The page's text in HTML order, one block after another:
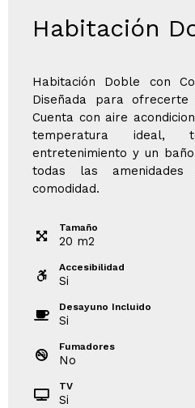
Habitación
Habitación Doble con
Diseñada para
Cuenta con aire
temperatura ideal,
entretenimiento y un
todas las
comodidad.
Tamaño
20 m2
Accesibilidad
Si
Desayuno Incluido
Si
Fumadores
No
TV
Si